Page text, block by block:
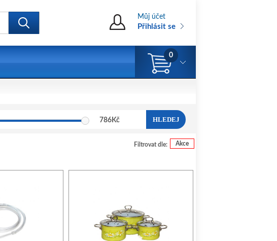
Můj účet
Přihlásit se
0
786Kč HLEDEJ
Filtrovat dle: Akce